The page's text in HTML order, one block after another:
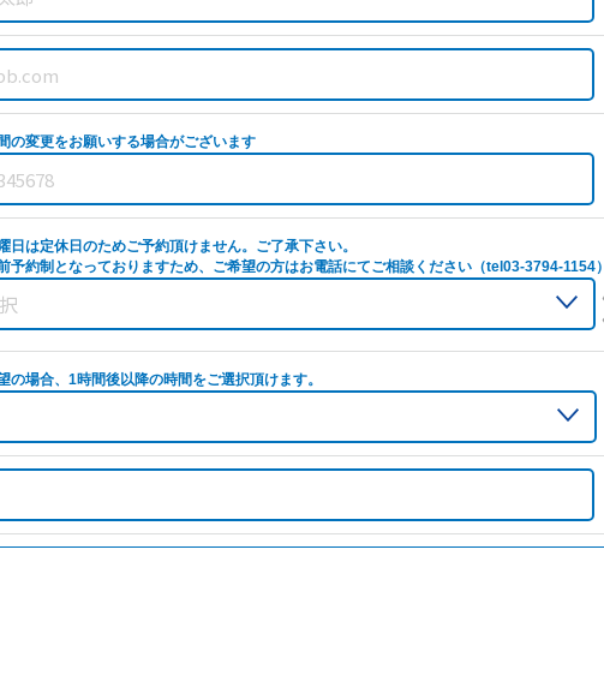
の変更をお願いする場合がございます
日は定休日のためご予約頂けません。ご了承下さい。
予約制となっておりますため、ご希望の方はお電話にてご相談ください（tel03-3794-1154）
の場合、1時間後以降の時間をご選択頂けます。